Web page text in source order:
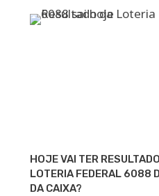
HOJE VAI TER
LOTERIA FEDERAL 6088
DA CAIXA?